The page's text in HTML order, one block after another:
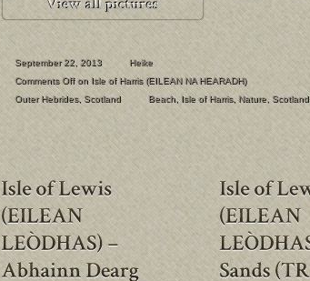
September 22, 2013
Heike
Comments Offon Isle of Harris (EILEAN NA HEARADH)
Outer Hebrides,Scotland Beach,Isle of Harris,Nature ,Scotland